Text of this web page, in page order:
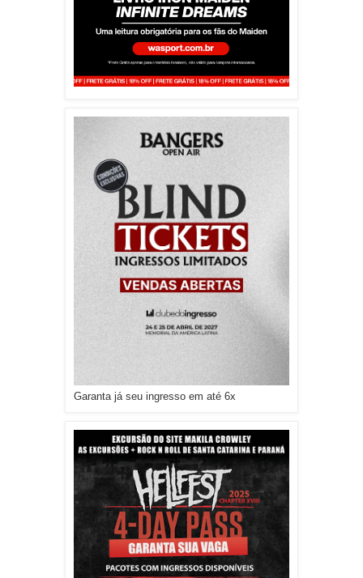
Garanta já seu ingresso em até 6x